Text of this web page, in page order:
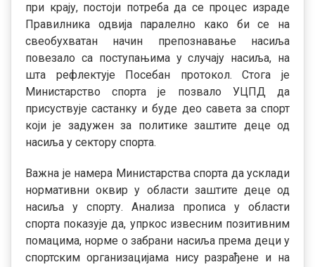
при крају, постоји потреба да се процес израде
Правилника одвија паралелно како би се на
свеобухватан начин препознавање насиља
повезало са поступањима у случају насиља, на
шта рефлектује Посебан протокол. Стога је
Министарство спорта је позвало УЦПД да
присуствује састанку и буде део савета за спорт
који је задужен за политике заштите деце од
насиља у сектору спорта.
Важна је намера Министарства спорта да усклади
нормативни оквир у области заштите деце од
насиља у спорту. Анализа прописа у области
спорта показује да, упркос извесним позитивним
помацима, норме о забрани насиља према деци у
спортским организацијама нису разрађене и на